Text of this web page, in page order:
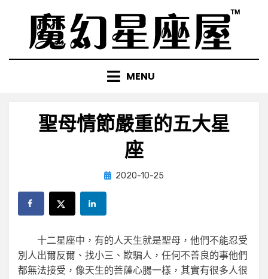
content
MENU
聖母情節嚴重的五大星
座
by小編
Posted
2020-10-25
十二星座中，有的人天生就是聖母，他們不能忍受
別人出爾反爾、找小三、欺騙人，任何不善良的事他們
都無法接受，像天生的菩薩心腸一樣，其實有很多人很